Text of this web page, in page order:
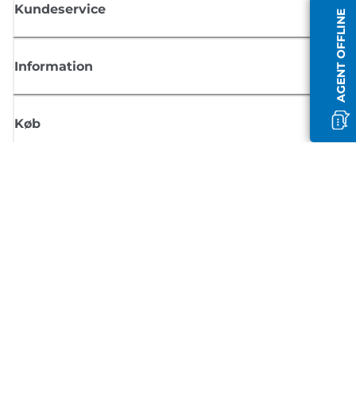
AGENT OFFLINE
Kundeservice
Information
Køb